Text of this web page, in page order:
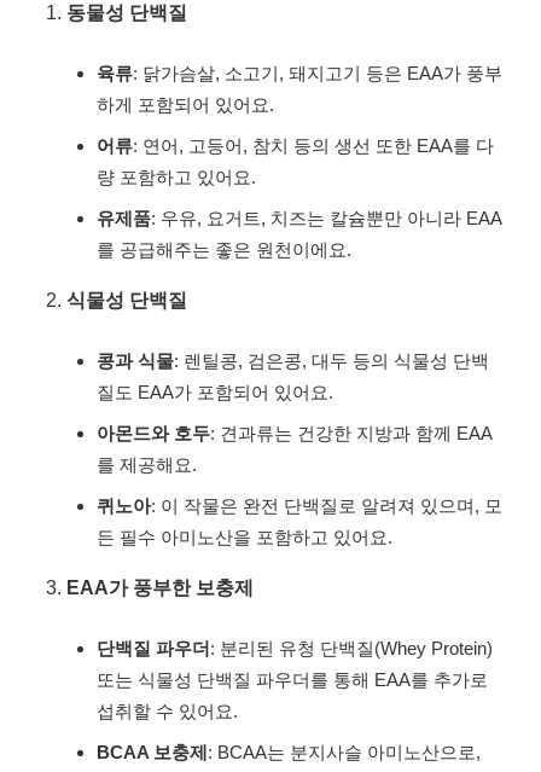
동물성 단백질
육류: 닭가슴살, 소고기, 돼지고기 등은 EAA가 풍부
하게 포함되어 있어요.
어류: 연어, 고등어, 참치 등의 생선 또한 EAA를 다
량 포함하고 있어요.
유제품: 우유, 요거트, 치즈는 칼슘뿐만 아니라 EAA
를 공급해주는 좋은 원천이에요.
식물성 단백질
콩과 식물: 렌틸콩, 검은콩, 대두 등의 식물성 단백
질도 EAA가 포함되어 있어요.
아몬드와 호두: 견과류는 건강한 지방과 함께 EAA
를 제공해요.
퀴노아: 이 작물은 완전 단백질로 알려져 있으며, 모
든 필수 아미노산을 포함하고 있어요.
EAA가 풍부한 보충제
단백질 파우더: 분리된 유청 단백질(Whey Protein)
또는 식물성 단백질 파우더를 통해 EAA를 추가로
섭취할 수 있어요.
BCAA 보충제: BCAA는 분지사슬 아미노산으로,